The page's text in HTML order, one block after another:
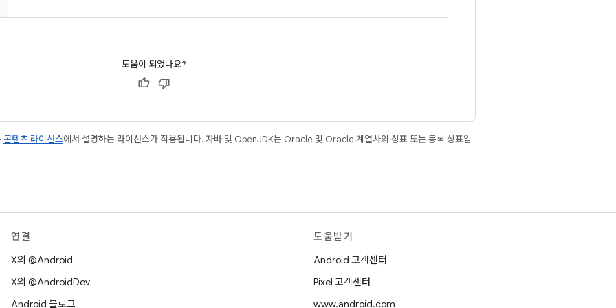
도움이 되었나요?
콘텐츠 라이선스에서 설명하는 라이선스가 적용됩니다. 자바 및 OpenJDK는 Oracle 및 Oracle 계열사의 상표 또는 등록 상표입
연결
X의 @Android
X의 @AndroidDev
Android 블로그
도움받기
Android 고객센터
Pixel 고객센터
www.android.com